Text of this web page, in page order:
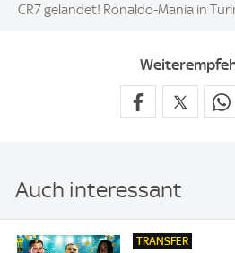
CR7 gelandet! Ronaldo-Mania in
Auch interessant
TRANSFER